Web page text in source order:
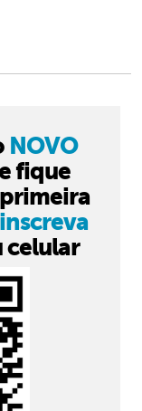
NOVO
fique
celular